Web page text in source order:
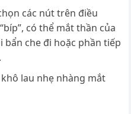
các nút trên điều
có thể mắt thần của
bẩn che đi hoặc phần tiếp
lau nhẹ nhàng mắt